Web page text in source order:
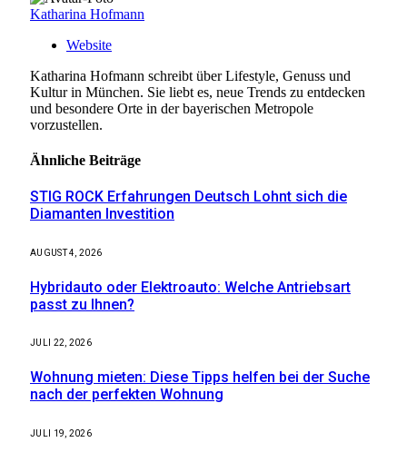
Katharina Hofmann
Website
Katharina Hofmann schreibt über Lifestyle, Genuss und
Kultur in München. Sie liebt es, neue Trends zu entdecken
und besondere Orte in der bayerischen Metropole
vorzustellen.
Ähnliche Beiträge
STIG ROCK Erfahrungen Deutsch Lohnt sich die
Diamanten Investition
AUGUST 4, 2026
Hybridauto oder Elektroauto: Welche Antriebsart
passt zu Ihnen?
JULI 22, 2026
Wohnung mieten: Diese Tipps helfen bei der Suche
nach der perfekten Wohnung
JULI 19, 2026